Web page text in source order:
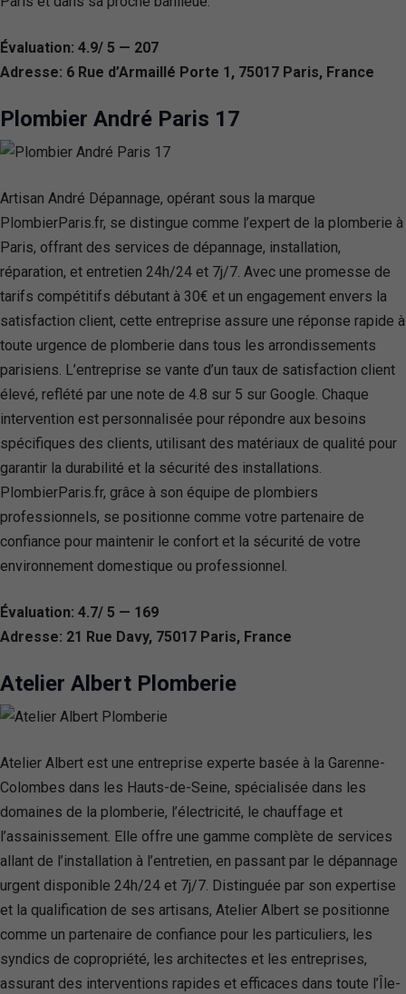
Évaluation: 4.9/ 5 — 207
Adresse: 6 Rue d’Armaillé Porte 1, 75017 Paris, France
Plombier André Paris 17
Artisan André Dépannage, opérant sous la marque
PlombierParis.fr, se distingue comme l’expert de la plomberie à
Paris, offrant des services de dépannage, installation,
réparation, et entretien 24h/24 et 7j/7. Avec une promesse de
tarifs compétitifs débutant à 30€ et un engagement envers la
satisfaction client, cette entreprise assure une réponse rapide à
toute urgence de plomberie dans tous les arrondissements
parisiens. L’entreprise se vante d’un taux de satisfaction client
élevé, reflété par une note de 4.8 sur 5 sur Google. Chaque
intervention est personnalisée pour répondre aux besoins
spécifiques des clients, utilisant des matériaux de qualité pour
garantir la durabilité et la sécurité des installations.
PlombierParis.fr, grâce à son équipe de plombiers
professionnels, se positionne comme votre partenaire de
confiance pour maintenir le confort et la sécurité de votre
environnement domestique ou professionnel.
Évaluation: 4.7/ 5 — 169
Adresse: 21 Rue Davy, 75017 Paris, France
Atelier Albert Plomberie
Atelier Albert est une entreprise experte basée à la Garenne-
Colombes dans les Hauts-de-Seine, spécialisée dans les
domaines de la plomberie, l’électricité, le chauffage et
l’assainissement. Elle offre une gamme complète de services
allant de l’installation à l’entretien, en passant par le dépannage
urgent disponible 24h/24 et 7j/7. Distinguée par son expertise
et la qualification de ses artisans, Atelier Albert se positionne
comme un partenaire de confiance pour les particuliers, les
syndics de copropriété, les architectes et les entreprises,
assurant des interventions rapides et efficaces dans toute l’Île-